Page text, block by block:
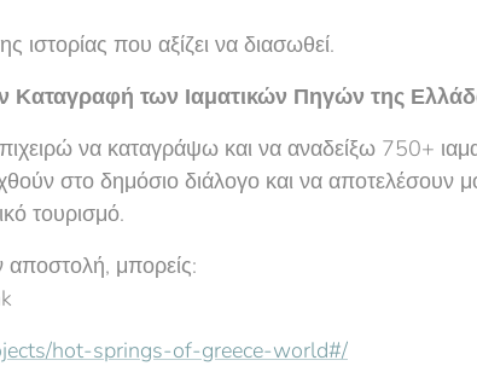
ιστορίας που αξίζει να διασωθεί.
Καταγραφή των Ιαματικών Πηγών της
να καταγράψω και να αναδείξω 750+
στο δημόσιο διάλογο και να αποτελέσουν
τουρισμό.
αποστολή, μπορείς:
hot-springs-of-greece-world#/